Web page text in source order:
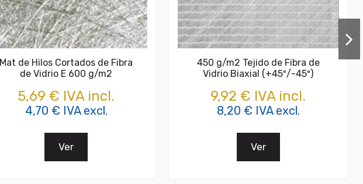
Mat de Hilos Cortados de Fibra
de Vidrio E 600 g/m2
5,69 € IVA incl.
4,70 € IVA excl.
Ver
450 g/m2 Tejido de Fibra de
Vidrio Biaxial (+45º/-45º)
9,92 € IVA incl.
8,20 € IVA excl.
Ver